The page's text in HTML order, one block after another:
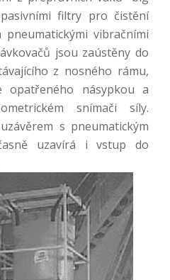
pasivními filtry pro čistění
vibračními
jsou zaústěny do
z nosného rámu,
opatřeného násypkou a
snímači síly.
s pneumatickým
uzavírá i vstup do